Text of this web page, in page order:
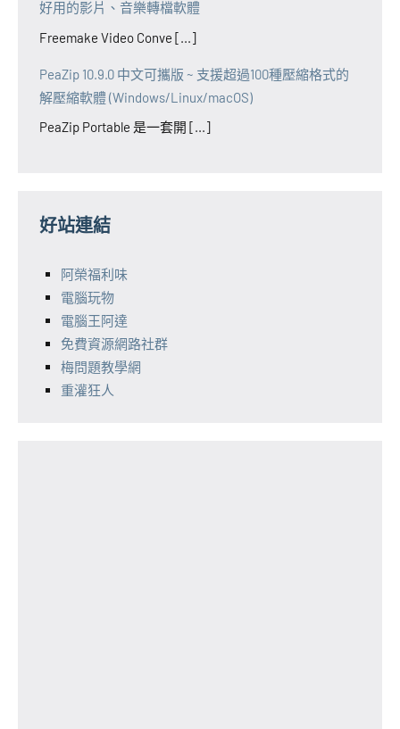
好用的影片、音樂轉檔軟體
Freemake Video Conve [...]
PeaZip 10.9.0 中文可攜版 ~ 支援超過100種壓縮格式的
解壓縮軟體 (Windows/Linux/macOS)
PeaZip Portable 是一套開 [...]
好站連結
阿榮福利味
電腦玩物
電腦王阿達
免費資源網路社群
梅問題教學網
重灌狂人